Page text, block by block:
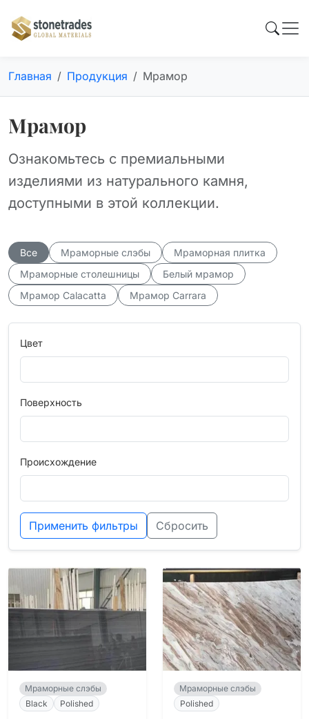
Главная Продукция Мрамор
Мрамор
Ознакомьтесь с премиальными
изделиями из натурального камня,
доступными в этой коллекции.
Все Мраморные слэбы
Мраморная плитка
Мраморные столешницы
Белый мрамор
Мрамор Calacatta
Мрамор Carrara
Цвет
Поверхность
Происхождение
Применить фильтры Сбросить
Мраморные слэбы
Black
Polished
Мраморные слэбы
Polished